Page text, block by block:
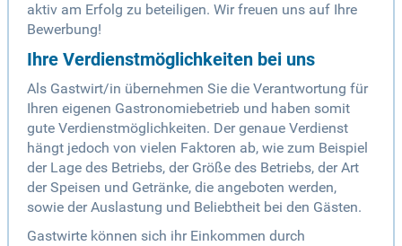
aktiv am Erfolg zu beteiligen. Wir freuen uns auf Ihre
Bewerbung!
Ihre Verdienstmöglichkeiten bei uns
Als Gastwirt/in übernehmen Sie die Verantwortung für
Ihren eigenen Gastronomiebetrieb und haben somit
gute Verdienstmöglichkeiten. Der genaue Verdienst
hängt jedoch von vielen Faktoren ab, wie zum Beispiel
der Lage des Betriebs, der Größe des Betriebs, der Art
der Speisen und Getränke, die angeboten werden,
sowie der Auslastung und Beliebtheit bei den Gästen.
Gastwirte können sich ihr Einkommen durch